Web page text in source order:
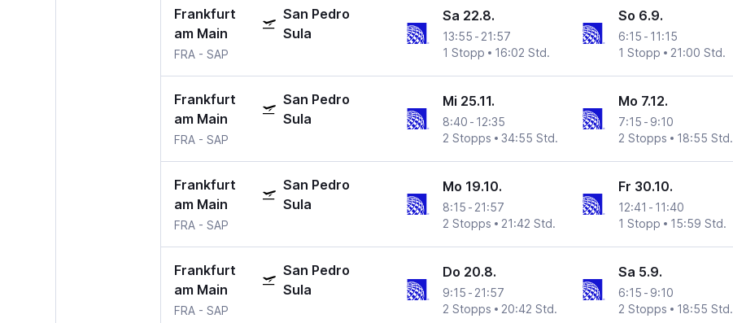
Frankfurt
am Main
San Pedro
Sula
FRA- SAP
Sa 22.8.
13:55 - 21:57
1 Stopp
16:02 Std.
So 6.9.
6:15 - 11:15
1 Stopp
21:00 Std.
Frankfurt
am Main
San Pedro
Sula
FRA- SAP
Mi 25.11.
8:40 - 12:35
2 Stopps
34:55 Std.
Mo 7.12.
7:15 - 9:10
2 Stopps
18:55 Std.
Frankfurt
am Main
San Pedro
Sula
FRA- SAP
Mo 19.10.
8:15 - 21:57
2 Stopps
21:42 Std.
Fr 30.10.
12:41 - 11:40
1 Stopp
15:59 Std.
Frankfurt
am Main
San Pedro
Sula
FRA- SAP
Do 20.8.
9:15 - 21:57
2 Stopps
20:42 Std.
Sa 5.9.
6:15 - 9:10
2 Stopps
18:55 Std.